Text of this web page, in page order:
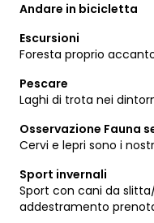
Andare in bicicletta
Escursioni
Foresta proprio
Pescare
Laghi di trota nei
Osservazione Fauna
Cervi e lepri sono i
Sport invernali
Sport con cani da
addestramento